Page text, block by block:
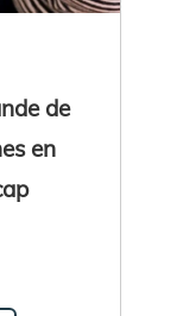
de
en